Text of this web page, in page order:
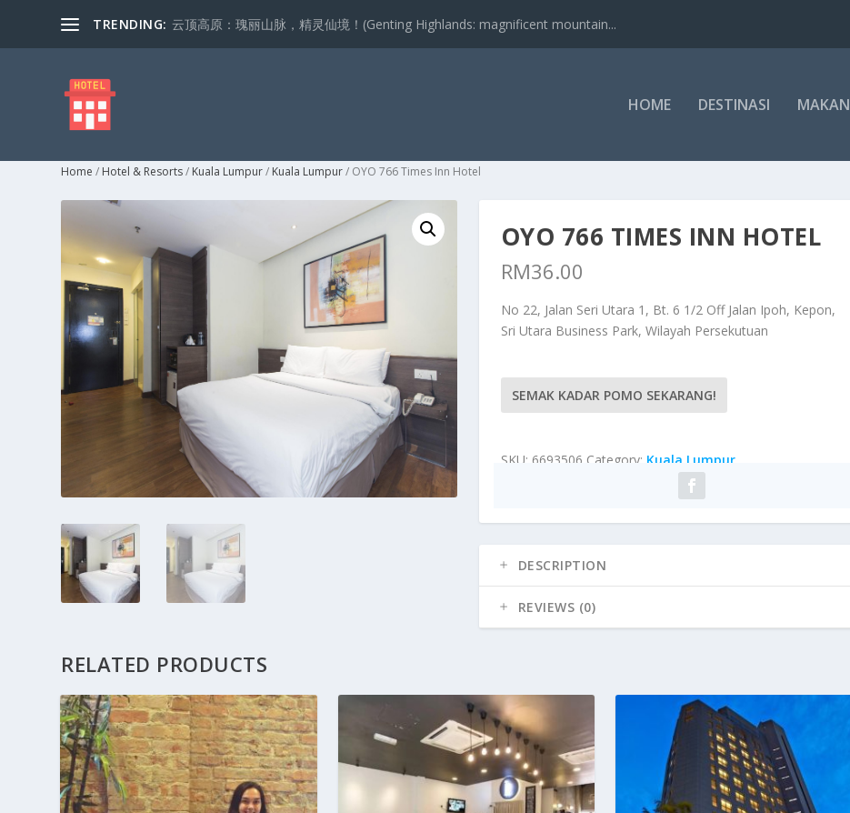
TRENDING: 云顶高原：瑰丽山脉，精灵仙境！(Genting Highlands: magnificent mountain...
HOME DESTINASI MAKAN
Home / Hotel & Resorts/ Kuala Lumpur/ Kuala Lumpur/ OYO 766 Times Inn Hotel
OYO 766 TIMES INN HOTEL
RM36.00
No 22, Jalan Seri Utara 1, Bt. 6 1/2 Off Jalan Ipoh, Kepon,
Sri Utara Business Park, Wilayah Persekutuan
SEMAK KADAR POMO SEKARANG!
SKU: 6693506 Category: Kuala Lumpur
DESCRIPTION
REVIEWS (0)
RELATED PRODUCTS